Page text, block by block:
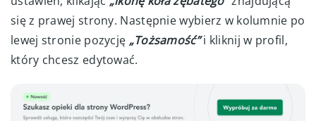
się z prawej strony. Następnie wybierz w kolumnie po
lewej stronie pozycję „Tożsamość”i kliknij w profil,
który chcesz edytować.